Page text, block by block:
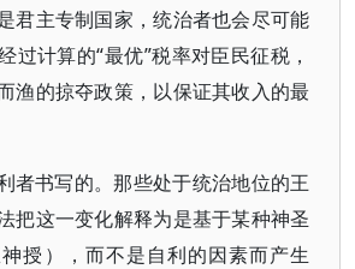
君主专制国家，统治者也会尽可能
过计算的“最优”税率对臣民征税，
渔的掠夺政策，以保证其收入的最
者书写的。那些处于统治地位的王
把这一变化解释为是基于某种神圣
授），而不是自利的因素而产生